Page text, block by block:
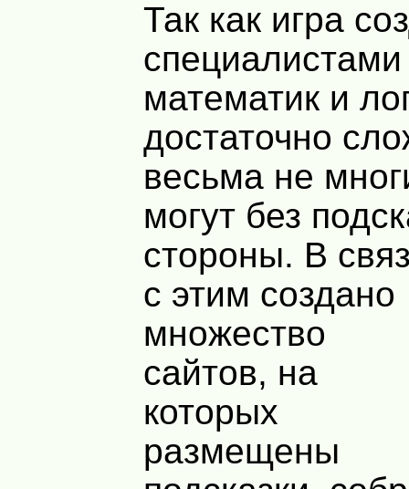
Так как игра
математик и
достаточно
весьма не
могут без
стороны. В
с этим создано
множество
сайтов, на
которых
размещены